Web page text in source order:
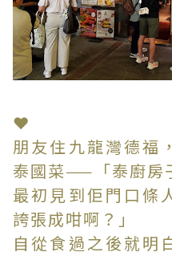
❤
朋友住九龍灣德福
泰國菜——「泰廚房
最初見到佢門口條
誇張成咁啊？」
自從食過之後就明